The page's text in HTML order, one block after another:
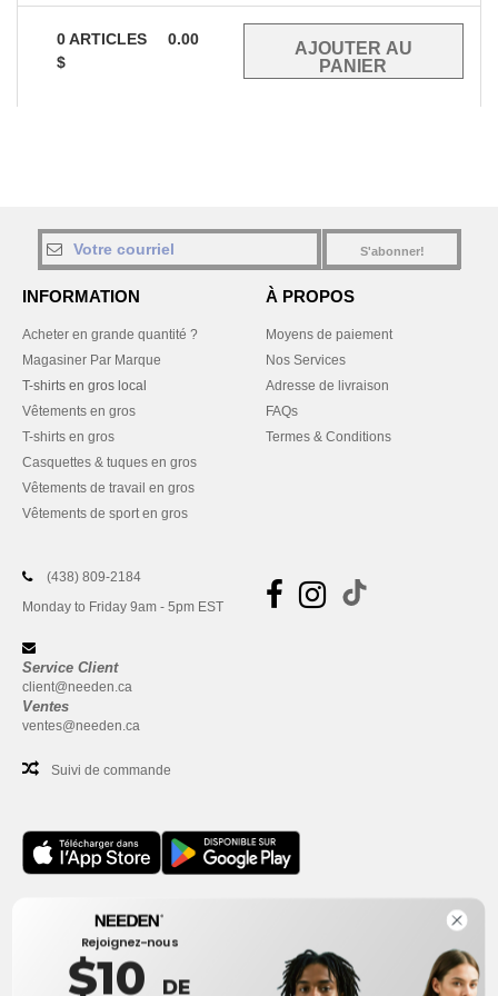
0ARTICLES
0.00
$
S'abonner!
INFORMATION
Acheter en grande quantité ?
Magasiner Par Marque
T-shirts en gros local
Vêtements en gros
T-shirts en gros
Casquettes & tuques en gros
Vêtements de travail en gros
Vêtements de sport en gros
À PROPOS
Moyens de paiement
Nos Services
Adresse de livraison
FAQs
Termes & Conditions
(438) 809-2184
Monday to Friday 9am - 5pm EST
Service Client
client@needen.ca
Ventes
ventes@needen.ca
Suivi de commande
Bureau
One Dundas Street West Suite 2500
Toronto, Ontario, M5G 1Z3
Ceci n'est PAS l'adresse de retour. Pour les retours, voir ici
Rejoignez-nous
$10 DE